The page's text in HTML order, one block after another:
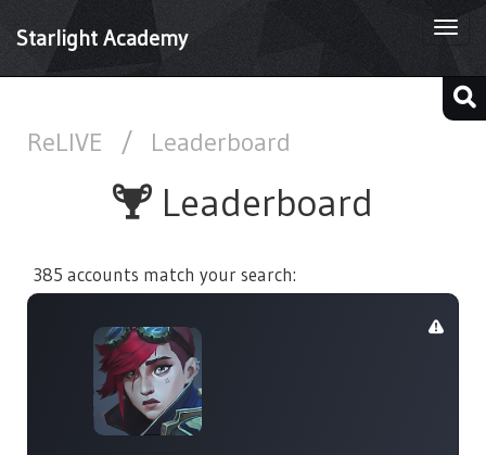
Starlight Academy
ReLIVE / Leaderboard
Leaderboard
385 accounts match your search: